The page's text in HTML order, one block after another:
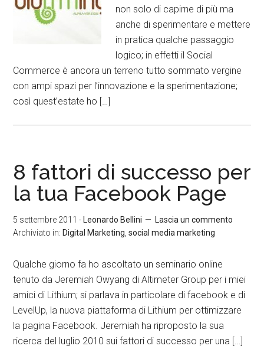
non solo di capirne di più ma
anche di sperimentare e mettere
in pratica qualche passaggio
logico; in effetti il Social
Commerce è ancora un terreno tutto sommato vergine
con ampi spazi per l’innovazione e la sperimentazione;
così quest’estate ho […]
8 fattori di successo per
la tua Facebook Page
5 settembre 2011 - Leonardo Bellini
Lascia un commento
Archiviato in: Digital Marketing ,social media marketing
Qualche giorno fa ho ascoltato un seminario online
tenuto da Jeremiah Owyang di Altimeter Group per i miei
amici di Lithium; si parlava in particolare di facebook e di
LevelUp, la nuova piattaforma di Lithium per ottimizzare
la pagina Facebook. Jeremiah ha riproposto la sua
ricerca del luglio 2010 sui fattori di successo per una […]